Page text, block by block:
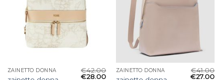
ZAINETTO DONNA €42.00
€28.00
ZAINETTO DONNA €41.00
€27.00